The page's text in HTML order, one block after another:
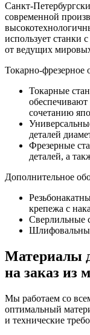
Санкт-
современной
использует
от ведущих
Токарно-фрезерное
Токарные
сочетанию
деталей
Фрезерные
деталей, а
Дополнительное
крепежа с
Сверлильные
Материалы
на заказ из
Мы работаем со
оптимальный
и технические